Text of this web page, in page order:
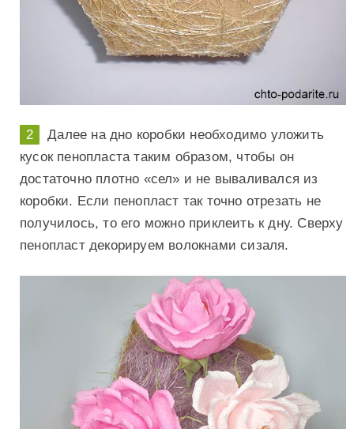
Далее на дно коробки необходимо уложить
кусок пенопласта таким образом, чтобы он
достаточно плотно «сел» и не вываливался из
коробки. Если пенопласт так точно отрезать не
получилось, то его можно приклеить к дну. Сверху
пенопласт декорируем волокнами сизаля.